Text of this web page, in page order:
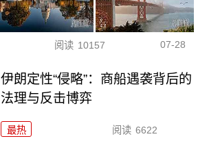
阅读 10157 07-28
伊朗定性“侵略”：商船遇袭背后的
法理与反击博弈
最热 阅读 6622